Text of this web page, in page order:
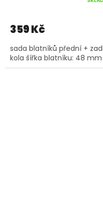
359 Kč
sada blatníků přední +
kola šířka blatníku: 48